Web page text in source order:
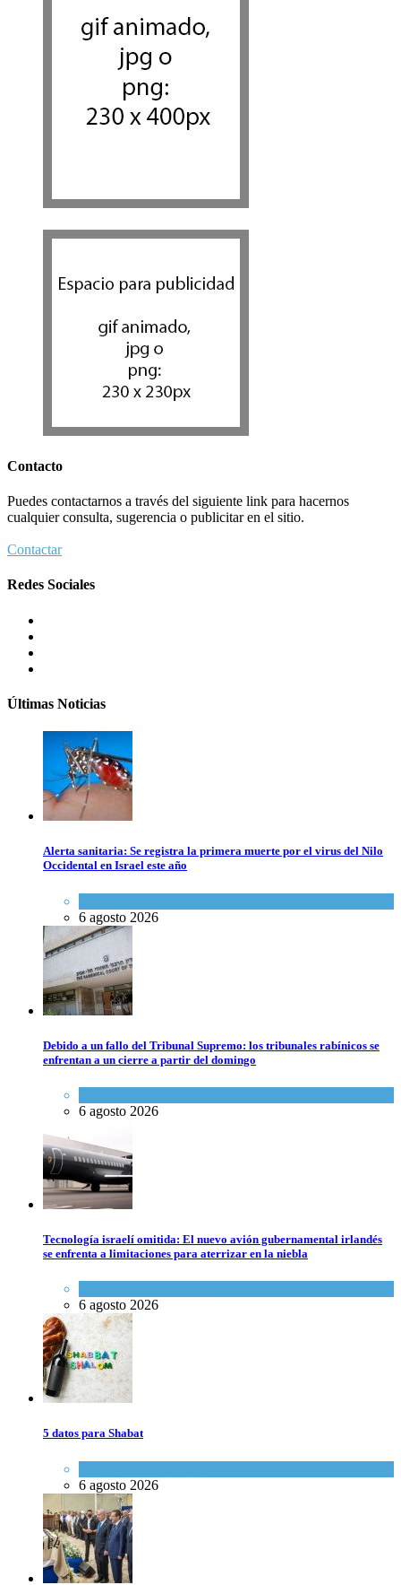
Contacto
Puedes contactarnos a través del siguiente link para hacernos
cualquier consulta, sugerencia o publicitar en el sitio.
Contactar
Redes Sociales
Últimas Noticias
Alerta sanitaria: Se registra la primera muerte por el virus del Nilo
Occidental en Israel este año
6 agosto 2026
Debido a un fallo del Tribunal Supremo: los tribunales rabínicos se
enfrentan a un cierre a partir del domingo
6 agosto 2026
Tecnología israelí omitida: El nuevo avión gubernamental irlandés
se enfrenta a limitaciones para aterrizar en la niebla
6 agosto 2026
5 datos para Shabat
6 agosto 2026